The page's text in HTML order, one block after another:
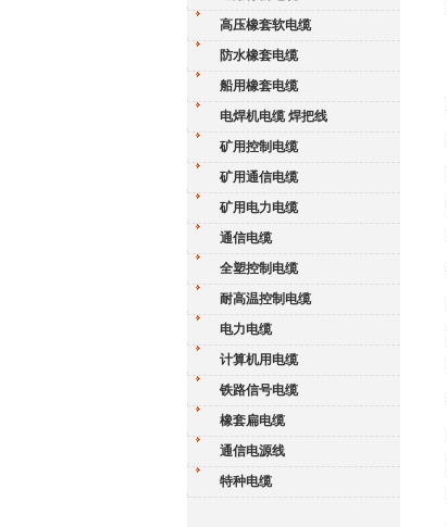
高压橡套软电缆
防水橡套电缆
船用橡套电缆
电焊机电缆 焊把线
矿用控制电缆
矿用通信电缆
矿用电力电缆
通信电缆
全塑控制电缆
耐高温控制电缆
电力电缆
计算机用电缆
铁路信号电缆
橡套扁电缆
通信电源线
特种电缆